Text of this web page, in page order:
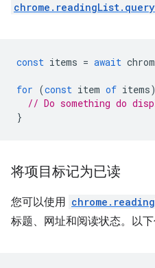
const items = await
for (const item of items)
// Do something do
}
将项目标记为已读
您可以使用
标题、网址和阅读状态。以